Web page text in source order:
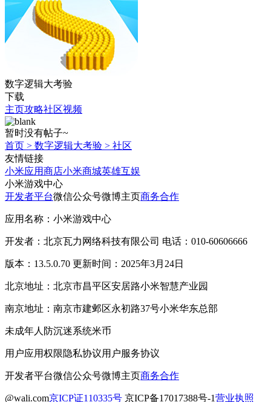
数字逻辑大考验
下载
主页攻略社区视频
暂时没有帖子~
首页 > 数字逻辑大考验 > 社区
友情链接
小米应用商店小米商城英雄互娱
小米游戏中心
开发者平台微信公众号微博主页商务合作
应用名称：小米游戏中心
开发者：北京瓦力网络科技有限公司 电话：010-60606666
版本：13.5.0.70 更新时间：2025年3月24日
北京地址：北京市昌平区安居路小米智慧产业园
南京地址：南京市建邺区永初路37号小米华东总部
未成年人防沉迷系统米币
用户应用权限隐私协议用户服务协议
开发者平台微信公众号微博主页商务合作
@wali.com京ICP证110335号 京ICP备17017388号-1营业执照